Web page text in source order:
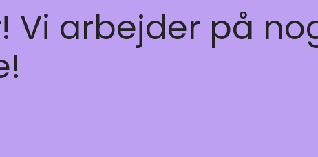
Vi arbejder på